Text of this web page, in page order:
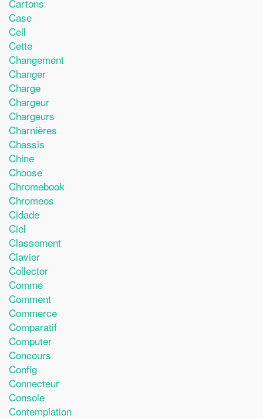
Cartons
Case
Cell
Cette
Changement
Changer
Charge
Chargeur
Chargeurs
Charnières
Chassis
Chine
Choose
Chromebook
Chromeos
Cidade
Ciel
Classement
Clavier
Collector
Comme
Comment
Commerce
Comparatif
Computer
Concours
Config
Connecteur
Console
Contemplation